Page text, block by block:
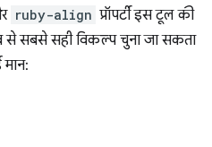
ruby-align प्रॉपर्टी इस टूल की
सबसे सही विकल्प चुना जा सकता
मान: